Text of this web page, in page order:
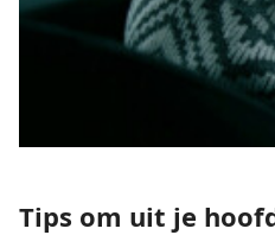
Tips om uit je